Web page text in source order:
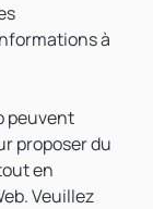
à
peuvent
proposer du
en
Veuillez